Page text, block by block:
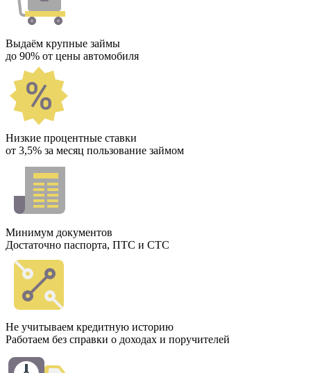
Выдаём крупные займы
до 90% от цены автомобиля
Низкие процентные ставки
от 3,5% за месяц пользование займом
Минимум документов
Достаточно паспорта, ПТС и СТС
Не учитываем кредитную историю
Работаем без справки о доходах и поручителей